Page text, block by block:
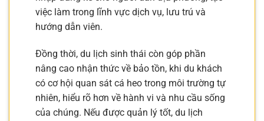
việc làm trong lĩnh vực dịch vụ, lưu trú và
hướng dẫn viên.
Đồng thời, du lịch sinh thái còn góp phần
nâng cao nhận thức về bảo tồn, khi du khách
có cơ hội quan sát cá heo trong môi trường tự
nhiên, hiểu rõ hơn về hành vi và nhu cầu sống
của chúng. Nếu được quản lý tốt, du lịch